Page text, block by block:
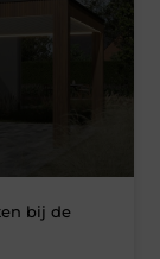
bij de